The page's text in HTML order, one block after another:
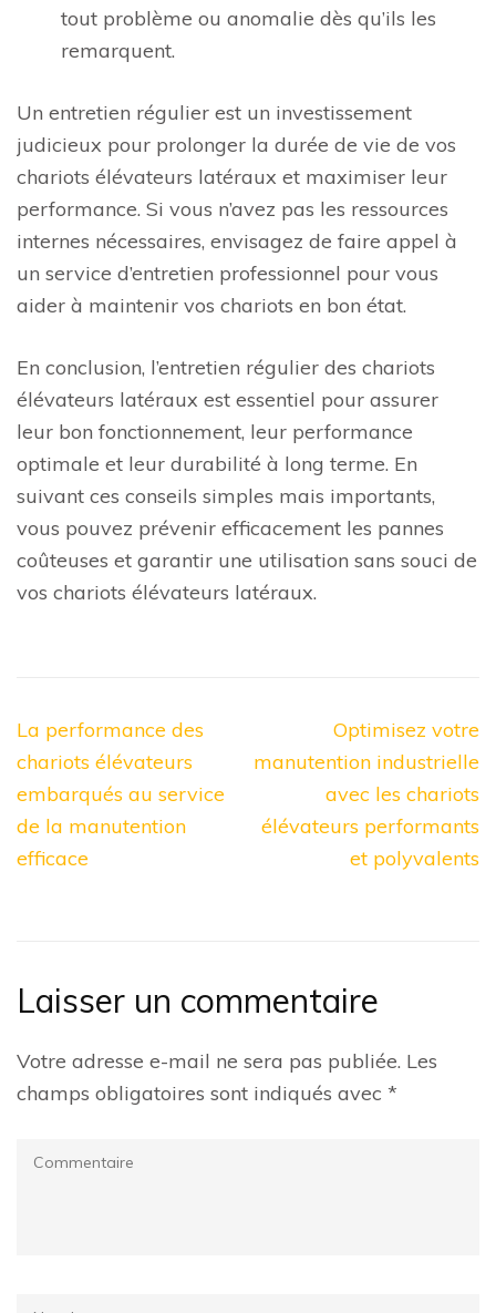
tout problème ou anomalie dès qu’ils les
remarquent.
Un entretien régulier est un investissement
judicieux pour prolonger la durée de vie de vos
chariots élévateurs latéraux et maximiser leur
performance. Si vous n’avez pas les ressources
internes nécessaires, envisagez de faire appel à
un service d’entretien professionnel pour vous
aider à maintenir vos chariots en bon état.
En conclusion, l’entretien régulier des chariots
élévateurs latéraux est essentiel pour assurer
leur bon fonctionnement, leur performance
optimale et leur durabilité à long terme. En
suivant ces conseils simples mais importants,
vous pouvez prévenir efficacement les pannes
coûteuses et garantir une utilisation sans souci de
vos chariots élévateurs latéraux.
Navigation
de
l’article
La performance des
chariots élévateurs
embarqués au service
de la manutention
efficace
Optimisez votre
manutention industrielle
avec les chariots
élévateurs performants
et polyvalents
Laisser un commentaire
Votre adresse e-mail ne sera pas publiée. Les
champs obligatoires sont indiqués avec *
Commentaire